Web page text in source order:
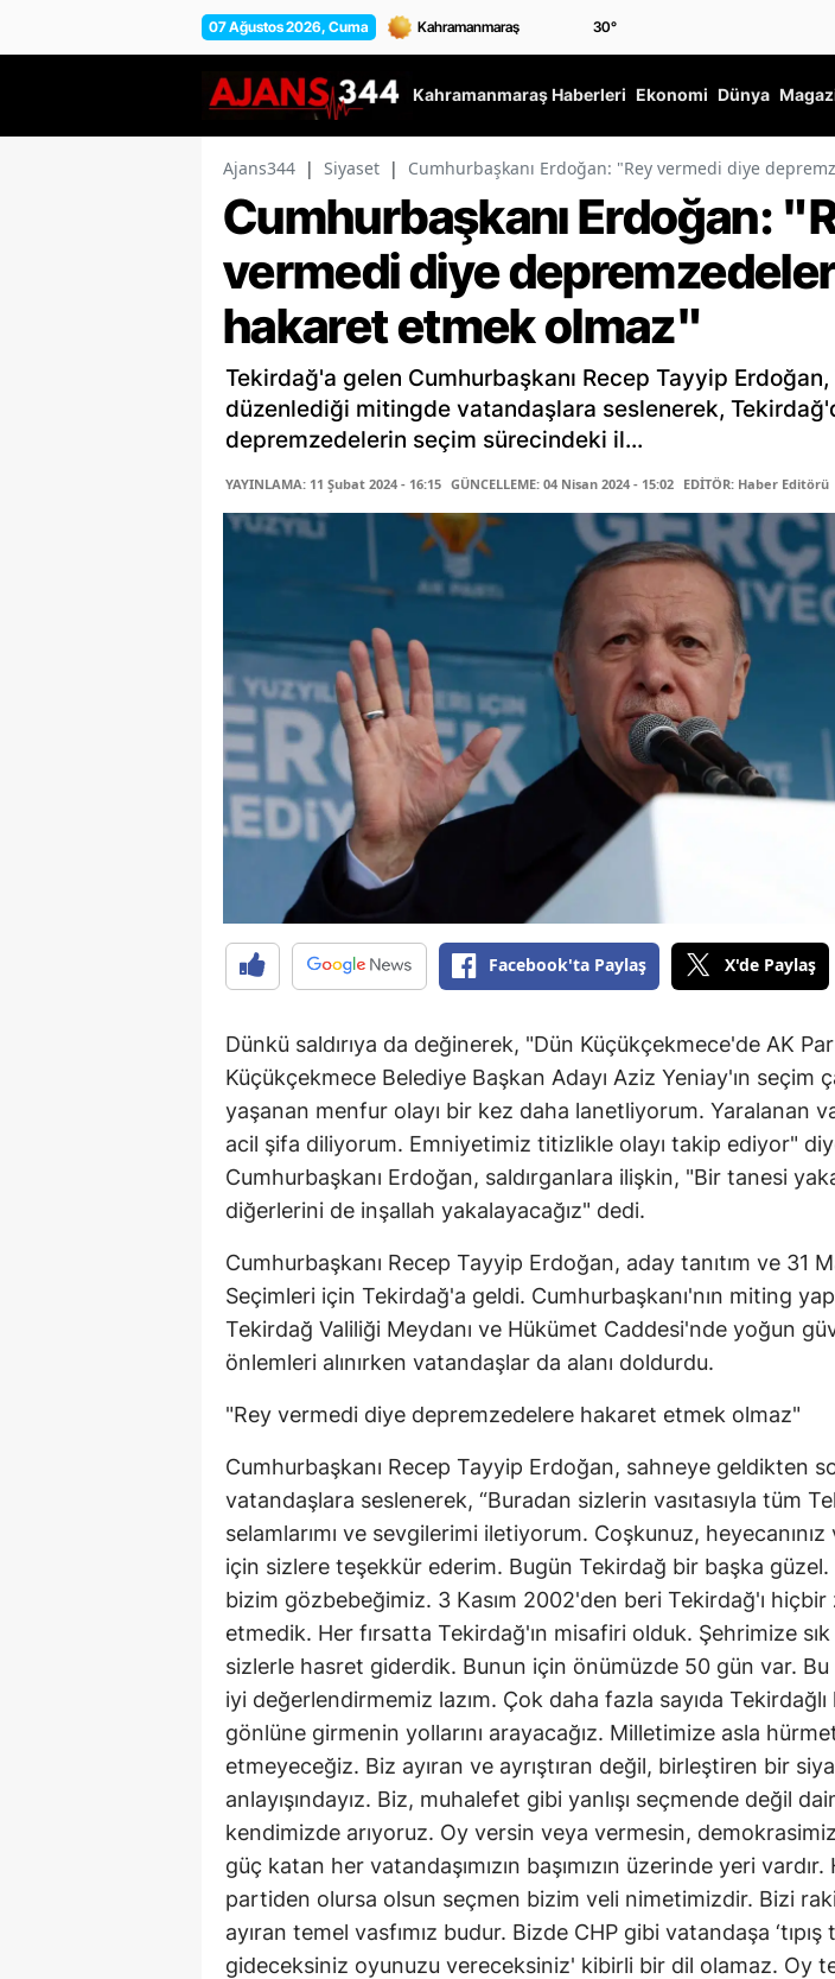
07 Ağustos 2026, Cuma 30°
Kahramanmaraş Haberleri Ekonomi Dünya
Ajans344 | Siyaset | Cumhurbaşkanı Erdoğan: "Rey vermedi diye
Cumhurbaşkanı Erdoğan:
vermedi diye
hakaret etmek olmaz"
Tekirdağ'a gelen Cumhurbaşkanı Recep Tayyip
düzenlediği mitingde vatandaşlara seslenerek,
depremzedelerin seçim sürecindeki il...
YAYINLAMA: 11 Şubat 2024 - 16:15 GÜNCELLEME: 04 Nisan 2024 - 15:02 EDİTÖR: Haber Editörü
Facebook'ta Paylaş X'de Paylaş
Dünkü saldırıya da değinerek, "Dün Küçükçekmece'de AK
Küçükçekmece Belediye Başkan Adayı Aziz Yeniay'ın seçim
yaşanan menfur olayı bir kez daha lanetliyorum. Yaralanan
acil şifa diliyorum. Emniyetimiz titizlikle olayı takip ediyor"
Cumhurbaşkanı Erdoğan, saldırganlara ilişkin, "Bir tanesi
diğerlerini de inşallah yakalayacağız" dedi.
Cumhurbaşkanı Recep Tayyip Erdoğan, aday tanıtım ve 31
Seçimleri için Tekirdağ'a geldi. Cumhurbaşkanı'nın miting
Tekirdağ Valiliği Meydanı ve Hükümet Caddesi'nde yoğun
önlemleri alınırken vatandaşlar da alanı doldurdu.
"Rey vermedi diye depremzedelere hakaret etmek olmaz"
Cumhurbaşkanı Recep Tayyip Erdoğan, sahneye geldikten
vatandaşlara seslenerek, “Buradan sizlerin vasıtasıyla tüm
selamlarımı ve sevgilerimi iletiyorum. Coşkunuz,
için sizlere teşekkür ederim. Bugün Tekirdağ bir başka güzel.
bizim gözbebeğimiz. 3 Kasım 2002'den beri Tekirdağ'ı hiçbir
etmedik. Her fırsatta Tekirdağ'ın misafiri olduk. Şehrimize sık
sizlerle hasret giderdik. Bunun için önümüzde 50 gün var.
iyi değerlendirmemiz lazım. Çok daha fazla sayıda
gönlüne girmenin yollarını arayacağız. Milletimize asla
etmeyeceğiz. Biz ayıran ve ayrıştıran değil, birleştiren bir
anlayışındayız. Biz, muhalefet gibi yanlışı seçmende değil
kendimizde arıyoruz. Oy versin veya vermesin,
güç katan her vatandaşımızın başımızın üzerinde yeri
partiden olursa olsun seçmen bizim veli nimetimizdir. Bizi
ayıran temel vasfımız budur. Bizde CHP gibi vatandaşa ‘tıpış
gideceksiniz oyunuzu vereceksiniz' kibirli bir dil olamaz. Oy